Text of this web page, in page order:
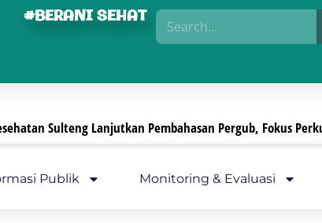
#BERANI SEHAT
Pergub, Fokus Perkuat Pengamanan Sediaan
Publik Monitoring & Evaluasi